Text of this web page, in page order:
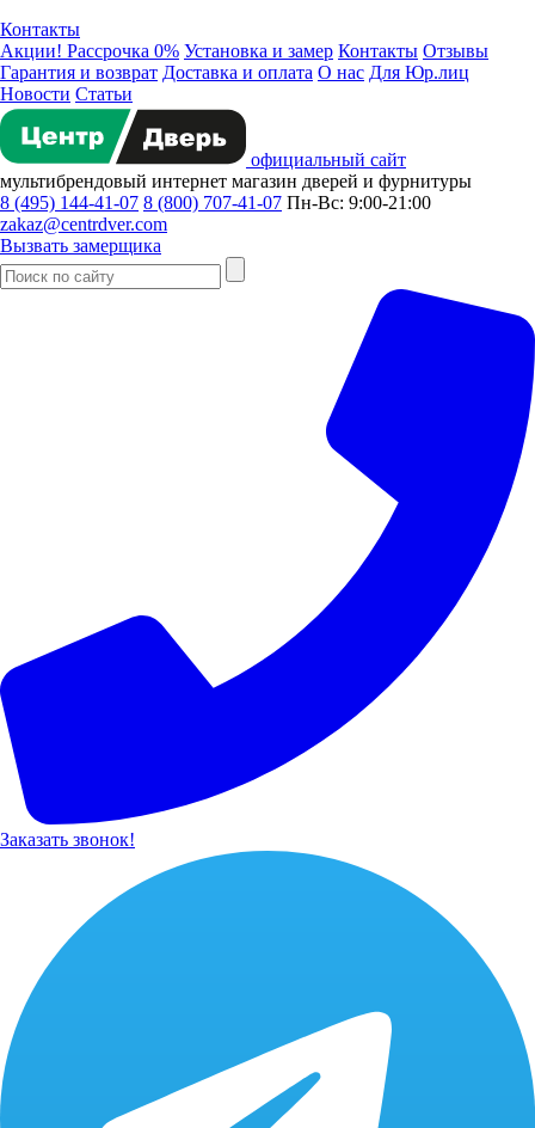
Контакты
Акции! Рассрочка 0% Установка и замер Контакты Отзывы
Гарантия и возврат Доставка и оплата О нас Для Юр.лиц
Новости Статьи
официальный сайт
мультибрендовый интернет магазин дверей и фурнитуры
8 (495) 144-41-07 8 (800) 707-41-07 Пн-Вс: 9:00-21:00
zakaz@centrdver.com
Вызвать замерщика
Заказать звонок!